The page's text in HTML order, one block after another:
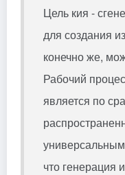
Цель кия -
для создания
конечно же,
Рабочий
является по
что генерация